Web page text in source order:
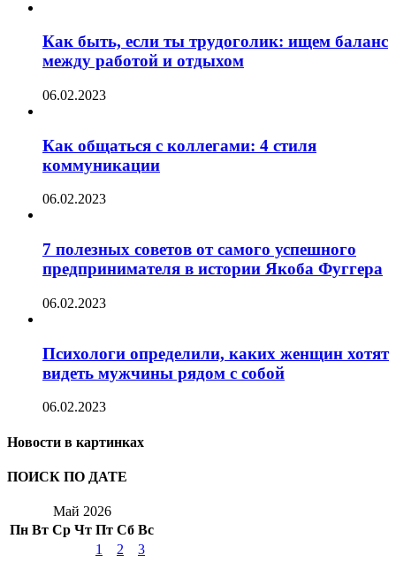
Как быть, если ты трудоголик: ищем баланс
между работой и отдыхом
06.02.2023
Как общаться с коллегами: 4 стиля
коммуникации
06.02.2023
7 полезных советов от самого успешного
предпринимателя в истории Якоба Фуггера
06.02.2023
Психологи определили, каких женщин хотят
видеть мужчины рядом с собой
06.02.2023
Новости в картинках
ПОИСК ПО ДАТЕ
Май 2026
Пн Вт Ср Чт Пт Сб Вс
1
2
3